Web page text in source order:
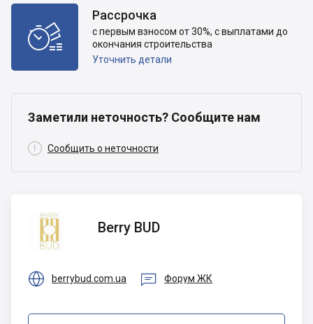

Рассрочка
с первым взносом от 30%, с выплатами до
окончания строительства
Уточнить детали
Заметили неточность? Сообщите нам
 Сообщить о неточности
Berry
BUD
Berry BUD
 berrybud.com.ua  Форум ЖК